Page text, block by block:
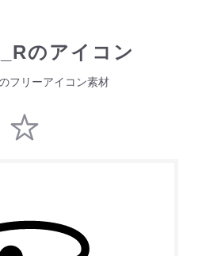
のアイコン
フリーアイコン素材